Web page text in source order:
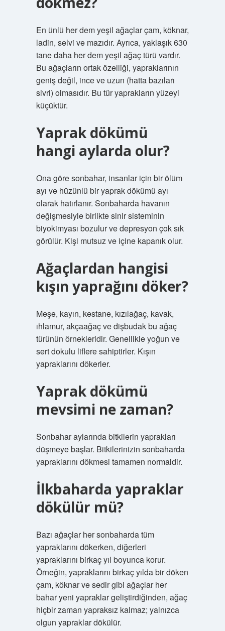
En ünlü her dem yeşil ağaçlar çam, köknar,
ladin, selvi ve mazıdır. Ayrıca, yaklaşık 630
tane daha her dem yeşil ağaç türü vardır.
Bu ağaçların ortak özelliği, yapraklarının
geniş değil, ince ve uzun (hatta bazıları
sivri) olmasıdır. Bu tür yaprakların yüzeyi
küçüktür.
Yaprak dökümü
hangi aylarda olur?
Ona göre sonbahar, insanlar için bir ölüm
ayı ve hüzünlü bir yaprak dökümü ayı
olarak hatırlanır. Sonbaharda havanın
değişmesiyle birlikte sinir sisteminin
biyokimyası bozulur ve depresyon çok sık
görülür. Kişi mutsuz ve içine kapanık olur.
Ağaçlardan hangisi
kışın yaprağını döker?
Meşe, kayın, kestane, kızılağaç, kavak,
ıhlamur, akçaağaç ve dişbudak bu ağaç
türünün örnekleridir. Genellikle yoğun ve
sert dokulu liflere sahiptirler. Kışın
yapraklarını dökerler.
Yaprak dökümü
mevsimi ne zaman?
Sonbahar aylarında bitkilerin yaprakları
düşmeye başlar. Bitkilerinizin sonbaharda
yapraklarını dökmesi tamamen normaldir.
İlkbaharda yapraklar
dökülür mü?
Bazı ağaçlar her sonbaharda tüm
yapraklarını dökerken, diğerleri
yapraklarını birkaç yıl boyunca korur.
Örneğin, yapraklarını birkaç yılda bir döken
çam, köknar ve sedir gibi ağaçlar her
bahar yeni yapraklar geliştirdiğinden, ağaç
hiçbir zaman yapraksız kalmaz; yalnızca
olgun yapraklar dökülür.